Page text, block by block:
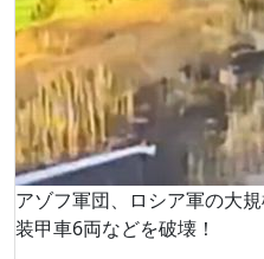
アゾフ軍団、ロシア軍の大
装甲車6両などを破壊！